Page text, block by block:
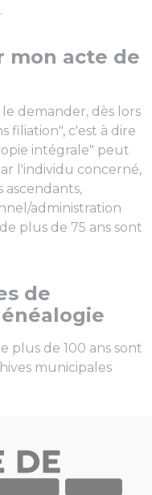
mon acte de
demander, dès lors
filiation", c'est à dire
intégrale" peut
l'individu concerné,
ascendants,
administration
plus de 75 ans sont
de
plus de 100 ans sont
municipales